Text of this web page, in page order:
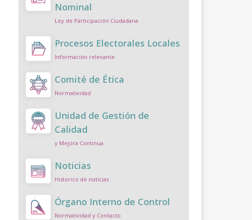
Nominal
Ley de Participación Ciudadana
Procesos Electorales Locales
Información relevante
Comité de Ética
Normatividad
Unidad de Gestión de
Calidad
y Mejora Continua
Noticias
Historico de noticias
Órgano Interno de Control
Normatividad y Contacto